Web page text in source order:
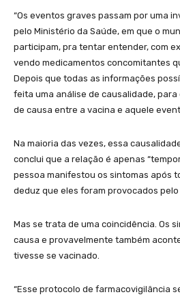
“Os eventos graves passam por uma
pelo Ministério da Saúde, em que o
participam, pra tentar entender, com
vendo medicamentos concomitantes
Depois que todas as informações
feita uma análise de causalidade,
de causa entre a vacina e aquele
Na maioria das vezes, essa
conclui que a relação é apenas
pessoa manifestou os sintomas após
deduz que eles foram provocados
Mas se trata de uma coincidência. Os
causa e provavelmente também
tivesse se vacinado.
“Esse protocolo de farmacovigilância